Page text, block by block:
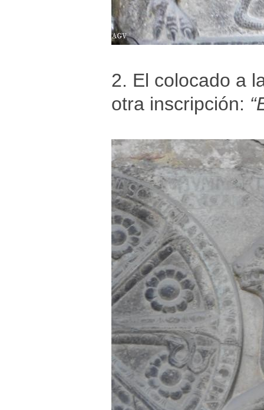
2. El colocado a
otra inscripción: